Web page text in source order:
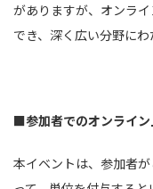
がありますが、オンラ
でき、深く広い分野に
■参加者でのオンライ
本イベントは、参加者